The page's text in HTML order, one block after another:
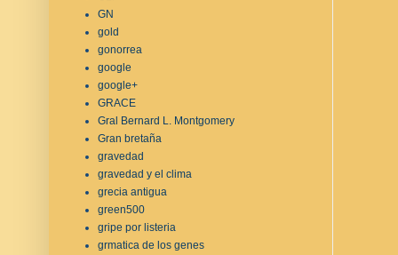
GN
gold
gonorrea
google
google+
GRACE
Gral Bernard L. Montgomery
Gran bretaña
gravedad
gravedad y el clima
grecia antigua
green500
gripe por listeria
grmatica de los genes